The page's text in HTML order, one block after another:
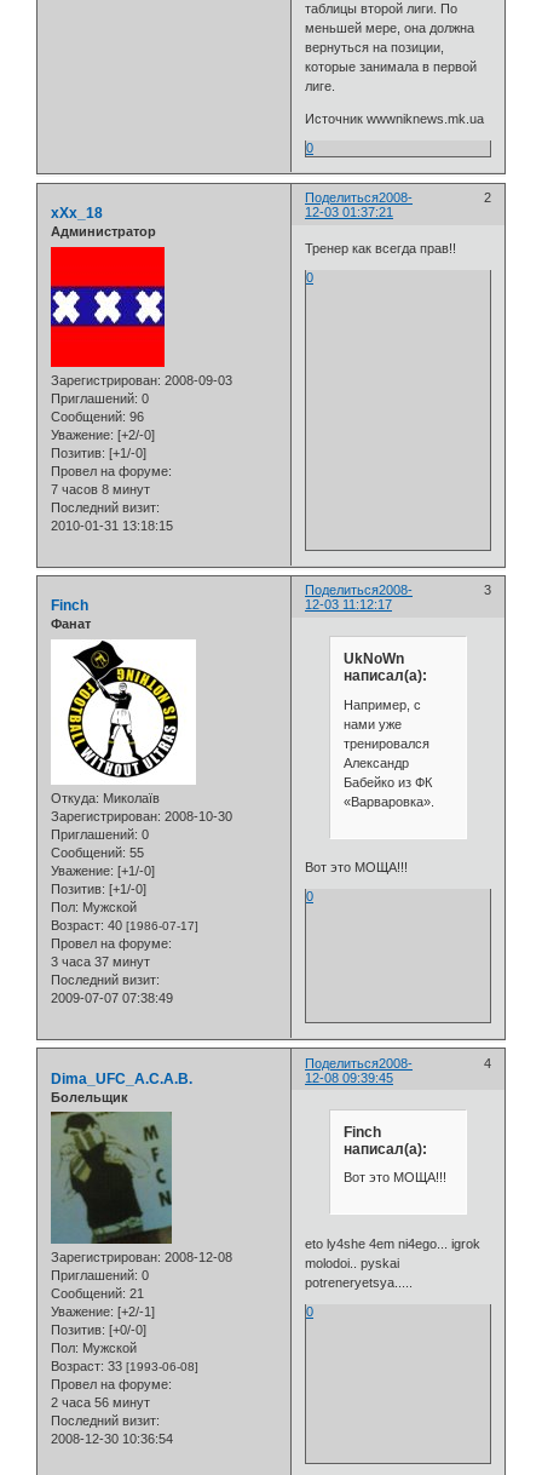
таблицы второй лиги. По
меньшей мере, она должна
вернуться на позиции,
которые занимала в первой
лиге.
Источник wwwniknews.mk.ua
0
Поделиться 2
2008-
12-03 01:37:21
xXx_18
Администратор
Зарегистрирован: 2008-09-03
Приглашений: 0
Сообщений: 96
Уважение: [+2/-0]
Позитив: [+1/-0]
Провел на форуме:
7 часов 8 минут
Последний визит:
2010-01-31 13:18:15
Тренер как всегда прав!!
0
Поделиться 3
2008-
12-03 11:12:17
Finch
Фанат
Откуда: Миколаїв
Зарегистрирован: 2008-10-30
Приглашений: 0
Сообщений: 55
Уважение: [+1/-0]
Позитив: [+1/-0]
Пол: Мужской
Возраст: 40 [1986-07-17]
Провел на форуме:
3 часа 37 минут
Последний визит:
2009-07-07 07:38:49
UkNoWn
написал(а):
Например, с
нами уже
тренировался
Александр
Бабейко из ФК
«Варваровка».
Вот это МОЩА!!!
0
Поделиться 4
2008-
12-08 09:39:45
Dima_UFC_A.C.A.B.
Болельщик
Зарегистрирован: 2008-12-08
Приглашений: 0
Сообщений: 21
Уважение: [+2/-1]
Позитив: [+0/-0]
Пол: Мужской
Возраст: 33 [1993-06-08]
Провел на форуме:
2 часа 56 минут
Последний визит:
2008-12-30 10:36:54
Finch
написал(а):
Вот это МОЩА!!!
eto ly4she 4em ni4ego... igrok
molodoi.. pyskai
potreneryetsya.....
0